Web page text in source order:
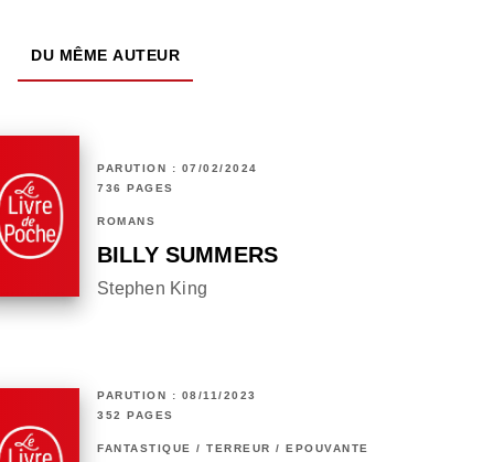
DU MÊME AUTEUR
PARUTION : 07/02/2024
736 PAGES
ROMANS
BILLY SUMMERS
Stephen King
PARUTION : 08/11/2023
352 PAGES
FANTASTIQUE / TERREUR / EPOUVANTE